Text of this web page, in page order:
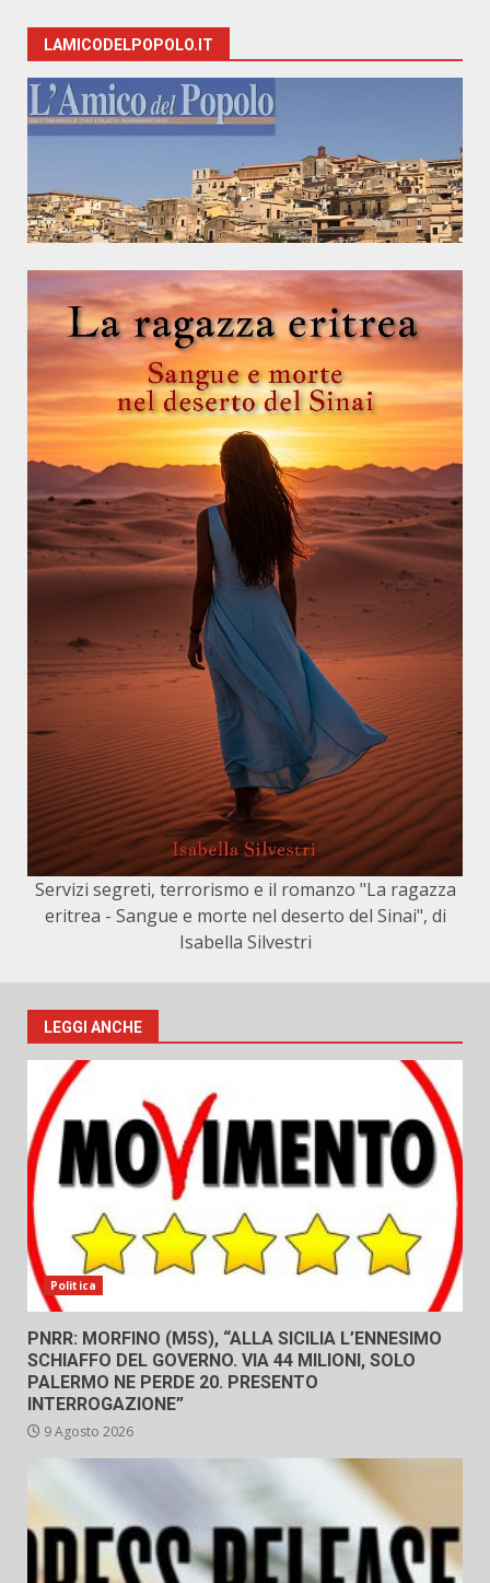
LAMICODELPOPOLO.IT
Servizi segreti, terrorismo e il romanzo "La ragazza
eritrea - Sangue e morte nel deserto del Sinai", di
Isabella Silvestri
LEGGI ANCHE
Politica
PNRR: MORFINO (M5S), “ALLA SICILIA L’ENNESIMO
SCHIAFFO DEL GOVERNO. VIA 44 MILIONI, SOLO
PALERMO NE PERDE 20. PRESENTO
INTERROGAZIONE”
9 Agosto 2026